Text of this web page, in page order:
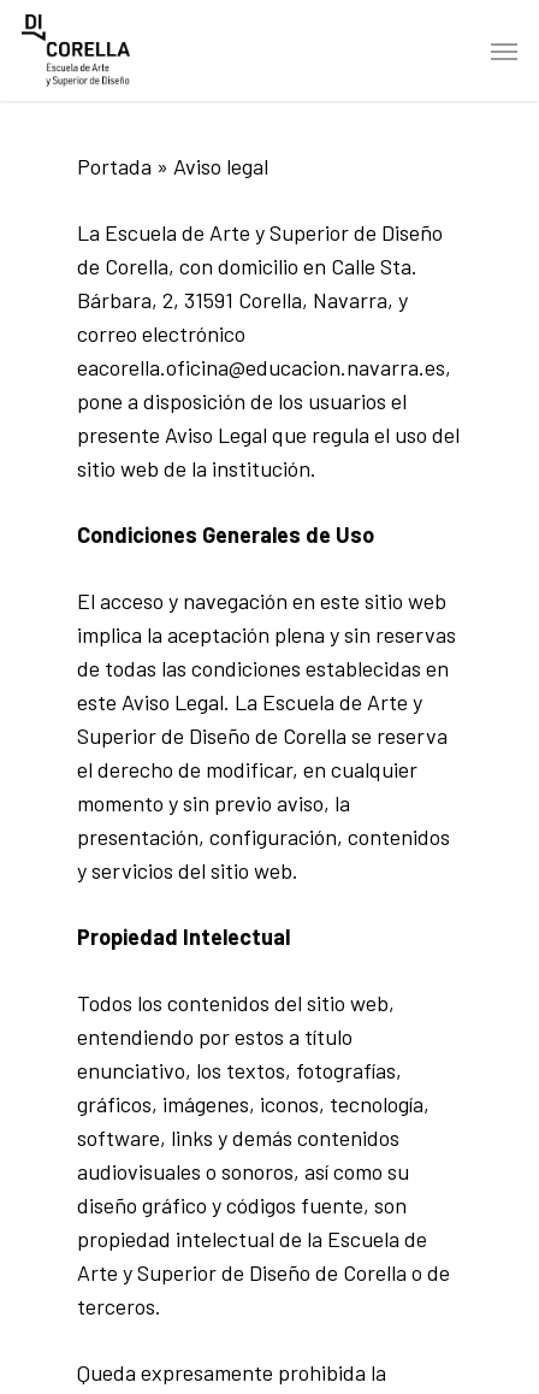
Skip
Menu
Portada » Aviso legal
La Escuela de Arte y Superior de Diseño
de Corella, con domicilio en Calle Sta.
Bárbara, 2, 31591 Corella, Navarra, y
correo electrónico
eacorella.oficina@educacion.navarra.es,
pone a disposición de los usuarios el
presente Aviso Legal que regula el uso del
sitio web de la institución.
Condiciones Generales de Uso
El acceso y navegación en este sitio web
implica la aceptación plena y sin reservas
de todas las condiciones establecidas en
este Aviso Legal. La Escuela de Arte y
Superior de Diseño de Corella se reserva
el derecho de modificar, en cualquier
momento y sin previo aviso, la
presentación, configuración, contenidos
y servicios del sitio web.
Propiedad Intelectual
Todos los contenidos del sitio web,
entendiendo por estos a título
enunciativo, los textos, fotografías,
gráficos, imágenes, iconos, tecnología,
software, links y demás contenidos
audiovisuales o sonoros, así como su
diseño gráfico y códigos fuente, son
propiedad intelectual de la Escuela de
Arte y Superior de Diseño de Corella o de
terceros.
Queda expresamente prohibida la